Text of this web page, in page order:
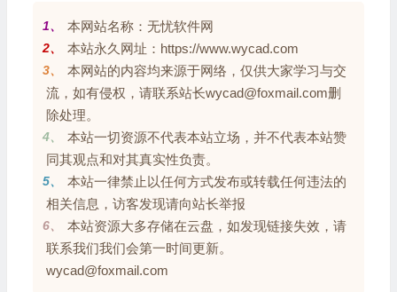
1、 本网站名称：无忧软件网
2、 本站永久网址：https://www.wycad.com
3、
本网站的内容均来源于网络，仅供大家学习与交
流，如有侵权，请联系站长wycad@foxmail.com删
除处理。
4、
本站一切资源不代表本站立场，并不代表本站赞
同其观点和对其真实性负责。
5、
本站一律禁止以任何方式发布或转载任何违法的
相关信息，访客发现请向站长举报
6、
本站资源大多存储在云盘，如发现链接失效，请
联系我们我们会第一时间更新。
wycad@foxmail.com